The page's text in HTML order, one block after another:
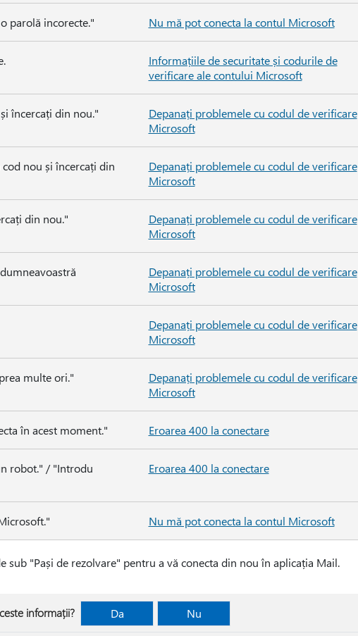
parolă incorecte." Nu mă pot conecta la contul Microsoft
Informațiile de securitate și codurile de
verificare ale contului Microsoft
încercați din nou."
Depanați problemele cu codul de verificare
Microsoft
nou și încercați din
Depanați problemele cu codul de verificare
Microsoft
din nou."
Depanați problemele cu codul de verificare
Microsoft
Depanați problemele cu codul de verificare
Microsoft
Depanați problemele cu codul de verificare
Microsoft
multe ori."
Depanați problemele cu codul de verificare
Microsoft
în acest moment." Eroarea 400 la conectare
robot." / "Introdu
Eroarea 400 la conectare
Nu mă pot conecta la contul Microsoft
sub "Pași de rezolvare" pentru a vă conecta din nou în aplicația Mail.
informații? Da Nu